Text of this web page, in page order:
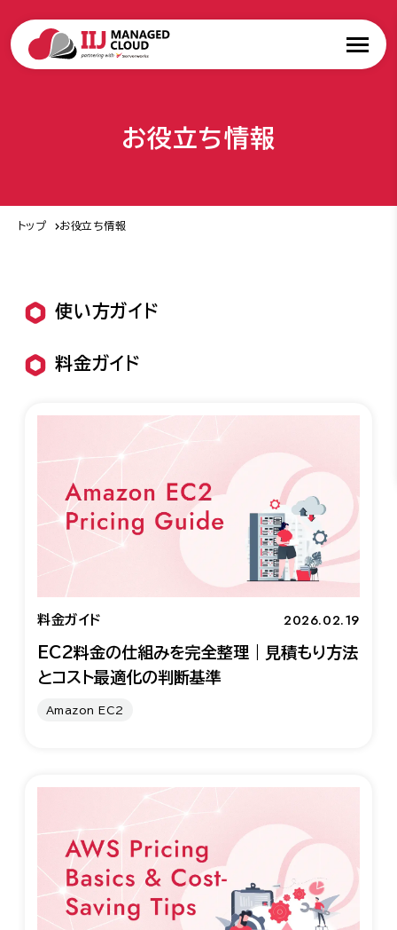
お役立ち情報
トップ お役立ち情報
使い方ガイド
料金ガイド
料金ガイド 2026.02.19
EC2料金の仕組みを完全整理｜見積もり方法
とコスト最適化の判断基準
Amazon EC2